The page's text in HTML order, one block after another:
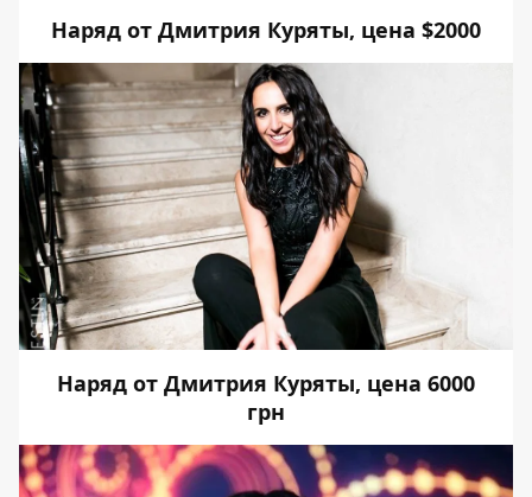
Наряд от Дмитрия Куряты, цена $2000
Наряд от Дмитрия Куряты, цена 6000
грн